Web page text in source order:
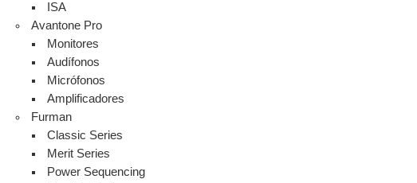
ISA
Avantone Pro
Monitores
Audífonos
Micrófonos
Amplificadores
Furman
Classic Series
Merit Series
Power Sequencing